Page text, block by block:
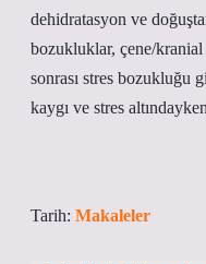
dehidratasyon ve
bozukluklar, çene/
sonrası stres bozukluğu
kaygı ve stres
Tarih: Makaleler